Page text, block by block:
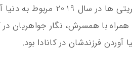
از جنجالی ترین اخبار
با همسرش، نگار جواهریان
فرزندشان در کانادا بود.